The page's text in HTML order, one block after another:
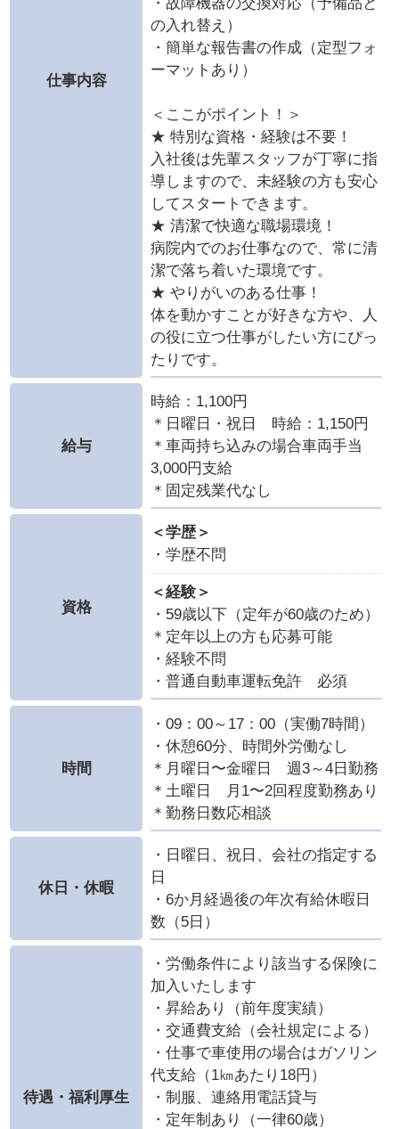
仕事内容
の入れ替え）
・簡単な報告書の作成（定型フォ
ーマットあり）
＜ここがポイント！＞
★ 特別な資格・経験は不要！
入社後は先輩スタッフが丁寧に指
導しますので、未経験の方も安心
してスタートできます。
★ 清潔で快適な職場環境！
病院内でのお仕事なので、常に清
潔で落ち着いた環境です。
★ やりがいのある仕事！
体を動かすことが好きな方や、人
の役に立つ仕事がしたい方にぴっ
たりです。
給与
時給：1,100円
＊日曜日・祝日 時給：1,150円
＊車両持ち込みの場合車両手当
3,000円支給
＊固定残業代なし
資格
＜学歴＞
・学歴不問
＜経験＞
・59歳以下（定年が60歳のため）
＊定年以上の方も応募可能
・経験不問
・普通自動車運転免許 必須
時間
・09：00～17：00（実働7時間）
・休憩60分、時間外労働なし
＊月曜日〜金曜日 週3～4日勤務
＊土曜日 月1〜2回程度勤務あり
＊勤務日数応相談
休日・休暇
・日曜日、祝日、会社の指定する
日
・6か月経過後の年次有給休暇日
数（5日）
待遇・福利厚生
・労働条件により該当する保険に
加入いたします
・昇給あり（前年度実績）
・交通費支給（会社規定による）
・仕事で車使用の場合はガソリン
代支給（1㎞あたり18円）
・制服、連絡用電話貸与
・定年制あり（一律60歳）